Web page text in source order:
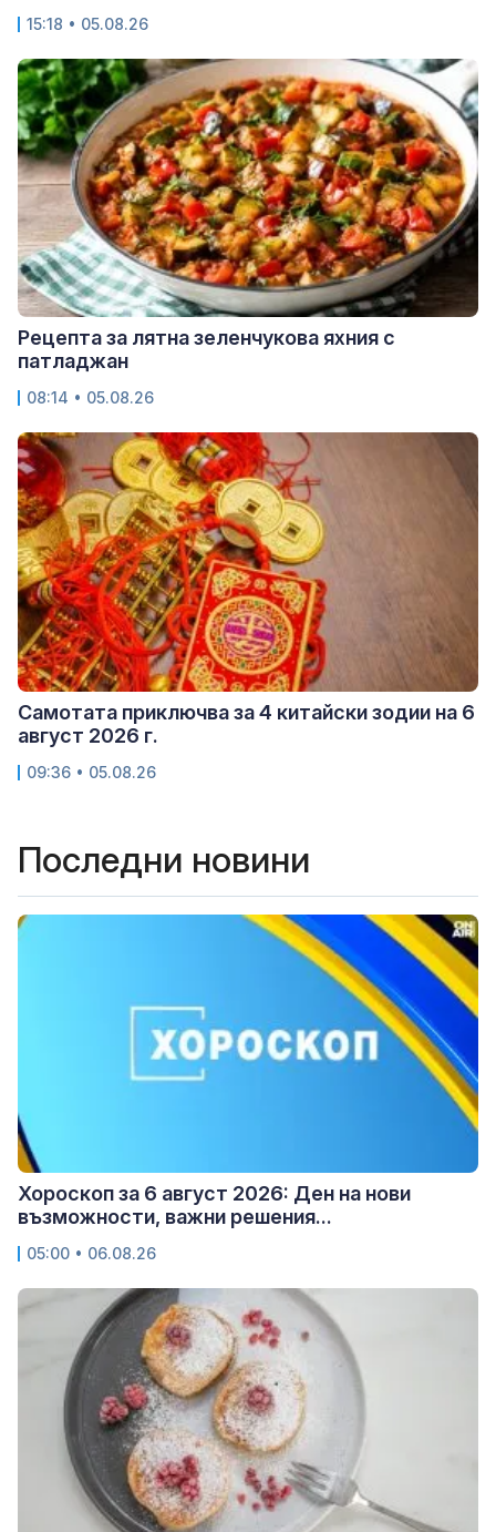
15:18 • 05.08.26
Рецепта за лятна зеленчукова яхния с
патладжан
08:14 • 05.08.26
Самотата приключва за 4 китайски зодии на 6
август 2026 г.
09:36 • 05.08.26
Последни новини
Хороскоп за 6 август 2026: Ден на нови
възможности, важни решения...
05:00 • 06.08.26